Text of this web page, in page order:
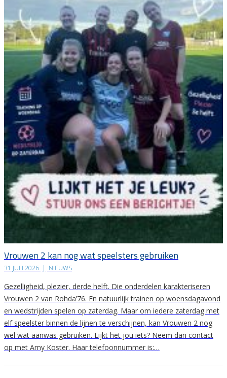
Vrouwen 2 kan nog wat speelsters gebruiken
31 JULI 2026 | NIEUWS
Gezelligheid, plezier, derde helft. Die onderdelen karakteriseren
Vrouwen 2 van Rohda’76. En natuurlijk trainen op woensdagavond
en wedstrijden spelen op zaterdag. Maar om iedere zaterdag met
elf speelster binnen de lijnen te verschijnen, kan Vrouwen 2 nog
wel wat aanwas gebruiken. Lijkt het jou iets? Neem dan contact
op met Amy Koster. Haar telefoonnummer is:…